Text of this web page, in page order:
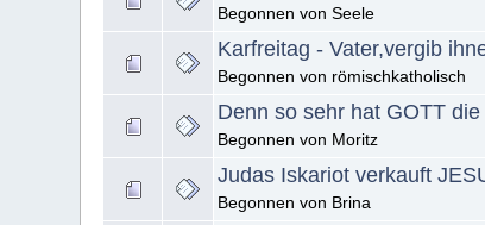
Begonnen von Seele
Karfreitag - Vater,vergib
Begonnen von römischkatholisch
Denn so sehr hat GOTT
Begonnen von Moritz
Judas Iskariot verkauft
Begonnen von Brina